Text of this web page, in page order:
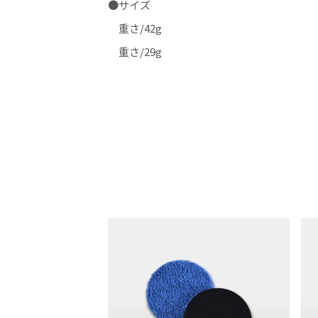
●サイズ
重さ/42g
重さ/29g